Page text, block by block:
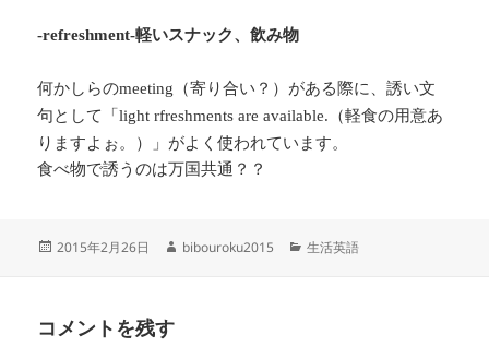
-refreshment-軽いスナック、飲み物
何かしらのmeeting
（寄り合い？）がある際に、誘い文
句として「light rfreshments are available.
（軽食の用意あ
りますよぉ。）」がよく使われています。
食べ物で誘うのは万国共通？？
投
2015年2月26日
作
bibouroku2015
カ
生活英語
コメントを残す